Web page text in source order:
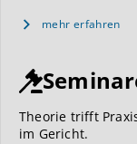
mehr erfahren
Theorie trifft
im Gericht.